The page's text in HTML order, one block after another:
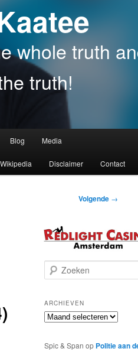
whole truth
truth!
Blog Media
Wikipedia Disclaimer Contact
Volgende →
o
k
e
n
ARCHIEVEN
Archieven
Spic & Span op Politie aan